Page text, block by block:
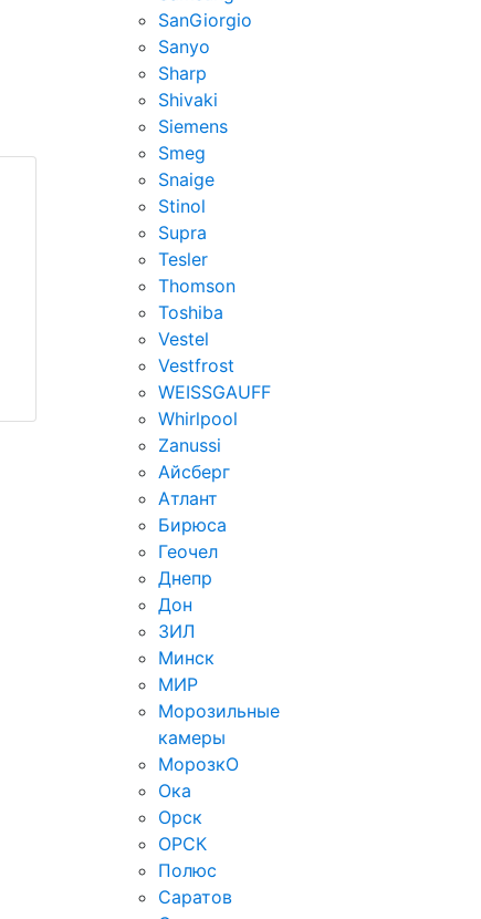
SanGiorgio
Sanyo
Sharp
Shivaki
Siemens
Smeg
Snaige
Stinol
Supra
Tesler
Thomson
Toshiba
Vestel
Vestfrost
WEISSGAUFF
Whirlpool
Zanussi
Айсберг
Атлант
Бирюса
Геочел
Днепр
Дон
ЗИЛ
Минск
МИР
Морозильные
камеры
МорозкО
Ока
Орск
ОРСК
Полюс
Саратов